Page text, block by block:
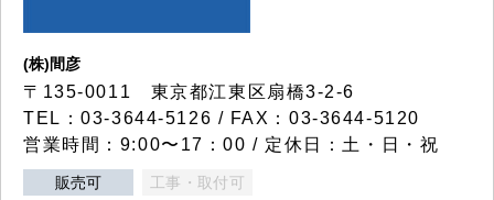
(株)間彦
〒135-0011 東京都江東区扇橋3-2-6
TEL：03-3644-5126 / FAX：03-3644-5120
営業時間：9:00〜17：00 / 定休日：土・日・祝
販売可 工事・取付可